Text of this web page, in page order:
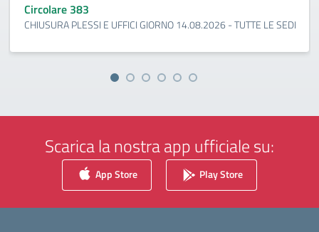
Circolare 383
CHIUSURA PLESSI E UFFICI GIORNO 14.08.2026 - TUTTE LE SEDI
Scarica la nostra app ufficiale su:
App Store Play Store